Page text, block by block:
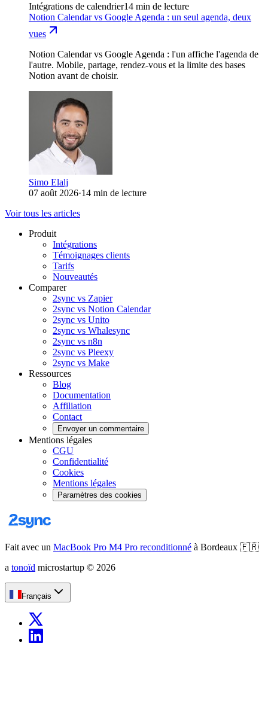
Intégrations de calendrier14 min de lecture
Notion Calendar vs Google Agenda : un seul agenda, deux
vues
Notion Calendar vs Google Agenda : l'un affiche l'agenda de
l'autre. Mobile, partage, rendez-vous et la limite des bases
Notion avant de choisir.
Simo Elalj
07 août 2026·14 min de lecture
Voir tous les articles
Produit
Intégrations
Témoignages clients
Tarifs
Nouveautés
Comparer
2sync vs Zapier
2sync vs Notion Calendar
2sync vs Unito
2sync vs Whalesync
2sync vs n8n
2sync vs Pleexy
2sync vs Make
Ressources
Blog
Documentation
Affiliation
Contact
Envoyer un commentaire
Mentions légales
CGU
Confidentialité
Cookies
Mentions légales
Paramètres des cookies
Fait avec un MacBook Pro M4 Pro reconditionné à Bordeaux 🇫🇷
a tonoïd microstartup © 2026
Français